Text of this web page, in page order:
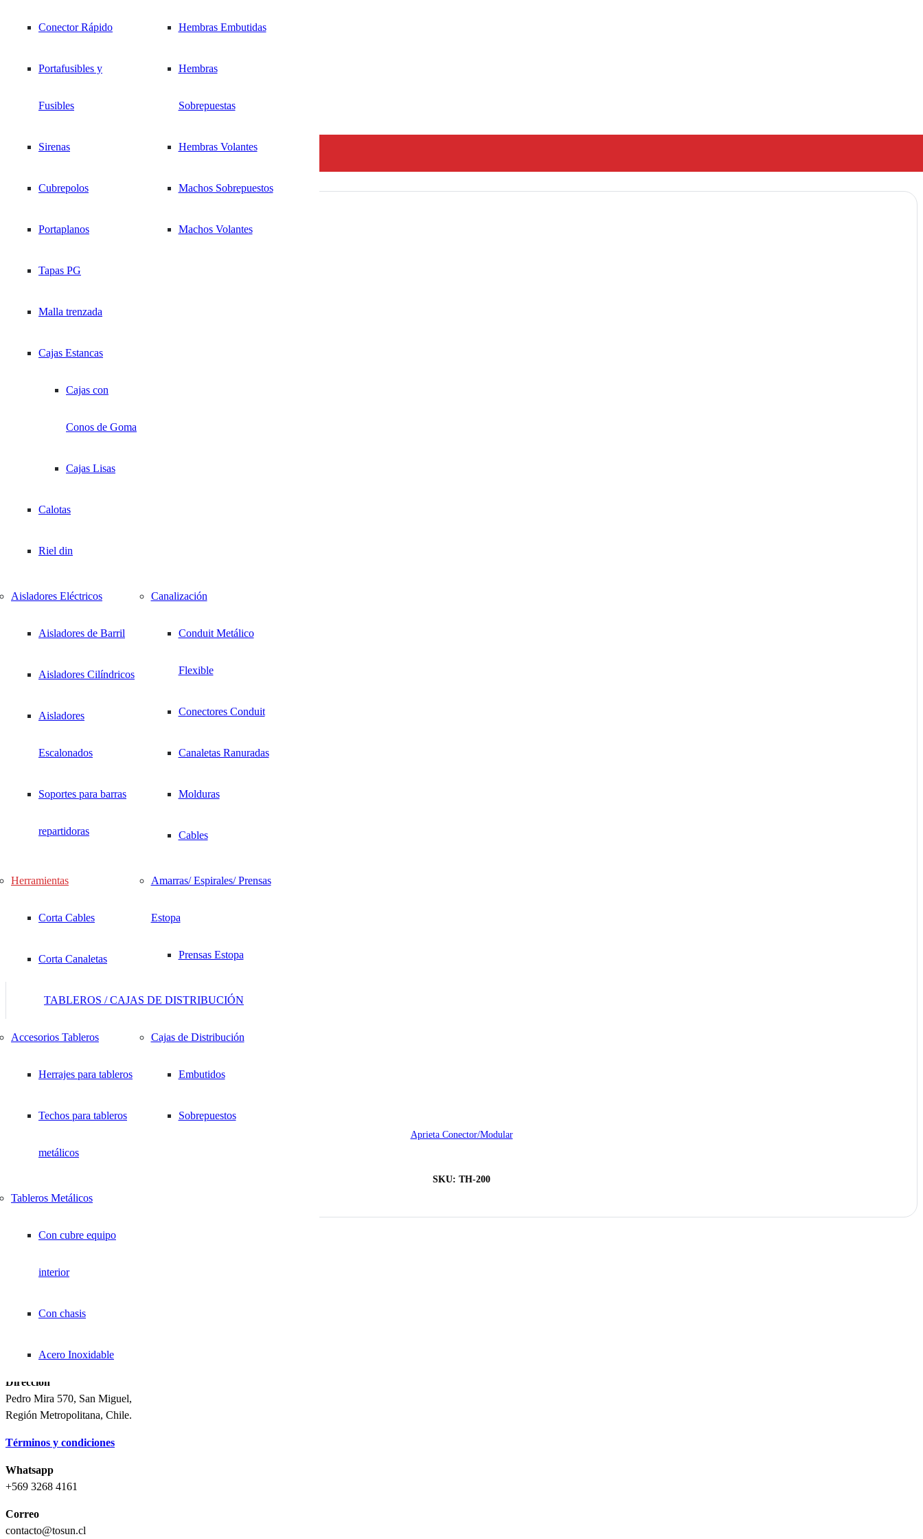
|
contacto@tosun.cl
Termostatos
Barras unipolares
Barras de Cobre /
Conector Rápido
Portafusibles y
Fusibles
Sirenas
Cubrepolos
Portaplanos
Tapas PG
Malla trenzada
Cajas Estancas
Cajas con
Conos de Goma
Cajas Lisas
Calotas
Riel din
Hembras Embutidas
Hembras
Sobrepuestas
Hembras Volantes
Machos Sobrepuestos
Machos Volantes
Aisladores Eléctricos
Aisladores de Barril
Aisladores Cilíndricos
Aisladores
Escalonados
Soportes para barras
repartidoras
Canalización
Conduit Metálico
Flexible
Conectores Conduit
Canaletas Ranuradas
Molduras
Cables
Herramientas
Corta Cables
Corta Canaletas
Ranuradas
Herramientas
hidráulicas
Línea Solar
Máquinas
Instrumentos de
Medición
Pelacables
Aprieta Conectores
Modulares
Aprieta Ferrules
Aprieta Terminales
Set de herramientas
Amarras/ Espirales/ Prensas
Estopa
Prensas Estopa
Amarra Cables
Bases para amarra
cables
Espirales para Cables
TABLEROS / CAJAS DE DISTRIBUCIÓN
Accesorios Tableros
Herrajes para tableros
Techos para tableros
metálicos
Cajas de Distribución
Embutidos
Sobrepuestos
Tableros Metálicos
Con cubre equipo
interior
Con chasis
Acero Inoxidable
Ferretería Eléctrica
Aprieta Conectores Modulares
Aprieta Conectores Modulares
Added to your
Aprieta Conector/Modular
SKU: TH-200
VER PRODUCTO
Control Industrial
Horario Atención
Viernes: 8:20 a 16:40
Dirección
Pedro Mira 570, San Miguel,
Región Metropolitana, Chile.
Términos y condiciones
Whatsapp
+569 3268 4161
Correo
contacto@tosun.cl